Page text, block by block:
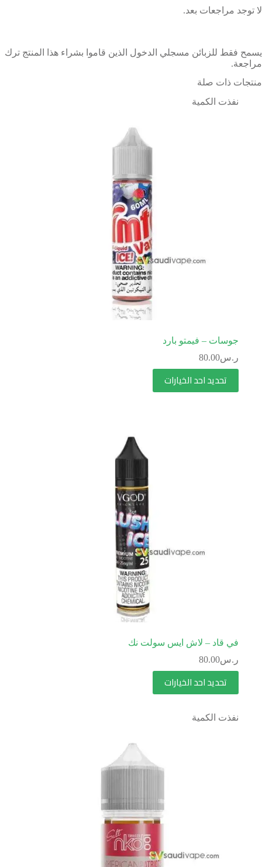
لا توجد مراجعات بعد.
يسمح فقط للزبائن مسجلي الدخول الذين قاموا بشراء هذا المنتج ترك
مراجعة.
منتجات ذات صلة
نفذت الكمية
جوسات – فيمتو بارد
ر.س80.00
تحديد احد الخيارات
في قاد – لاش ايس سولت نك
ر.س80.00
تحديد احد الخيارات
نفذت الكمية